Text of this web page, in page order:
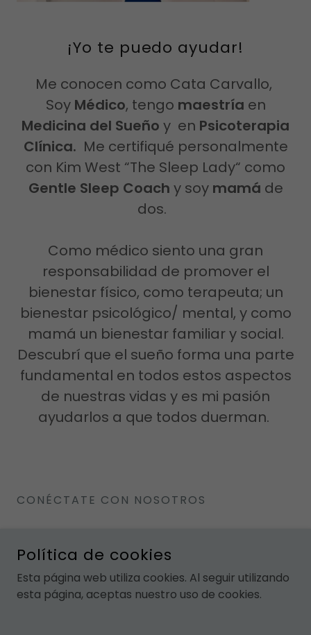
¡Yo te puedo ayudar!
Me conocen como Cata Carvallo,
SoyMédico, tengo maestría en
Medicina del Sueño y en Psicoterapia
Clínica. Me certifiqué personalmente
con Kim West “The Sleep Lady“ como
Gentle Sleep Coach y soy mamá de
dos.
Como médico siento una gran
responsabilidad de promover el
bienestar físico, como terapeuta; un
bienestar psicológico/ mental, y como
mamá un bienestar familiar y social.
Descubrí que el sueño forma una parte
fundamental en todos estos aspectos
de nuestras vidas y es mi pasión
ayudarlos a que todos duerman.
CONÉCTATE CON NOSOTROS
Política de cookies
Esta página web utiliza cookies. Al seguir utilizando
esta página, aceptas nuestro uso de cookies.